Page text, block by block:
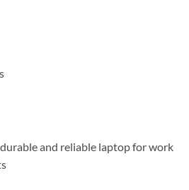
and reliable laptop for work